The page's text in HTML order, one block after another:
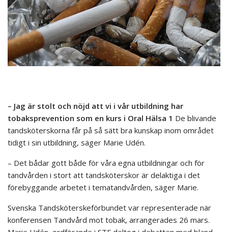
– Jag är stolt och nöjd att vi i vår utbildning har
tobaksprevention som en kurs i Oral Hälsa 1 De blivande
tandsköterskorna får på så sätt bra kunskap inom området
tidigt i sin utbildning, säger Marie Udén.
– Det bådar gott både för våra egna utbildningar och för
tandvården i stort att tandsköterskor är delaktiga i det
förebyggande arbetet i tematandvården, säger Marie.
Svenska Tandsköterskeförbundet var representerade när
konferensen Tandvård mot tobak, arrangerades 26 mars.